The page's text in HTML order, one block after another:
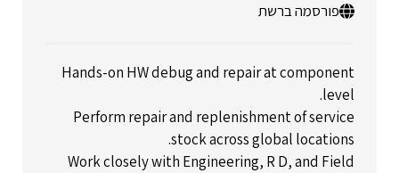
פורסמה ברשת
Hands-on HW debug and repair at component
level.
Perform repair and replenishment of service
stock across global locations.
Work closely with Engineering, R D, and Field